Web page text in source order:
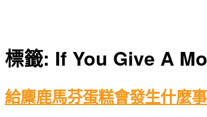
標籤: If You Give A
給麋鹿馬芬蛋糕會發生什麼